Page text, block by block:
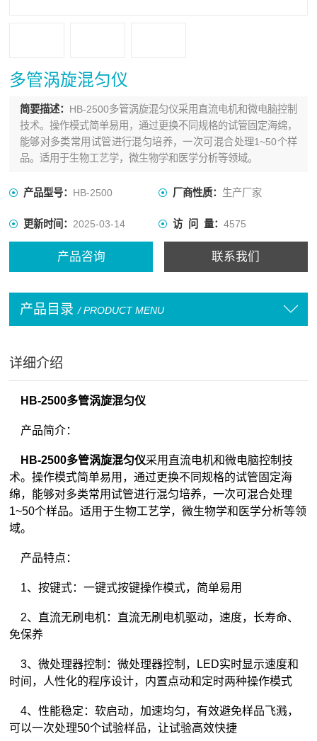
多管涡旋混匀仪
简要描述： HB-2500多管涡旋混匀仪采用直流电机和微电脑控制
技术。操作模式简单易用，通过更换不同规格的试管固定海绵，
能够对多类常用试管进行混匀培养，一次可混合处理1~50个样
品。适用于生物工艺学，微生物学和医学分析等领域。
产品型号： HB-2500 厂商性质： 生产厂家
更新时间：2025-03-14 访 问 量： 4575
产品咨询 联系我们
产品目录 / PRODUCT MENU
详细介绍
HB-2500多管涡旋混匀仪
产品简介：
HB-2500多管涡旋混匀仪采用直流电机和微电脑控制技
术。操作模式简单易用，通过更换不同规格的试管固定海
绵，能够对多类常用试管进行混匀培养，一次可混合处理
1~50个样品。适用于生物工艺学，微生物学和医学分析等领
域。
产品特点：
1、按键式：一键式按键操作模式，简单易用
2、直流无刷电机：直流无刷电机驱动，速度，长寿命、
免保养
3、微处理器控制：微处理器控制，LED实时显示速度和
时间，人性化的程序设计，内置点动和定时两种操作模式
4、性能稳定：软启动，加速均匀，有效避免样品飞溅，
可以一次处理50个试验样品，让试验高效快捷